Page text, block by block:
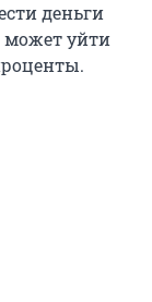
деньги
может уйти